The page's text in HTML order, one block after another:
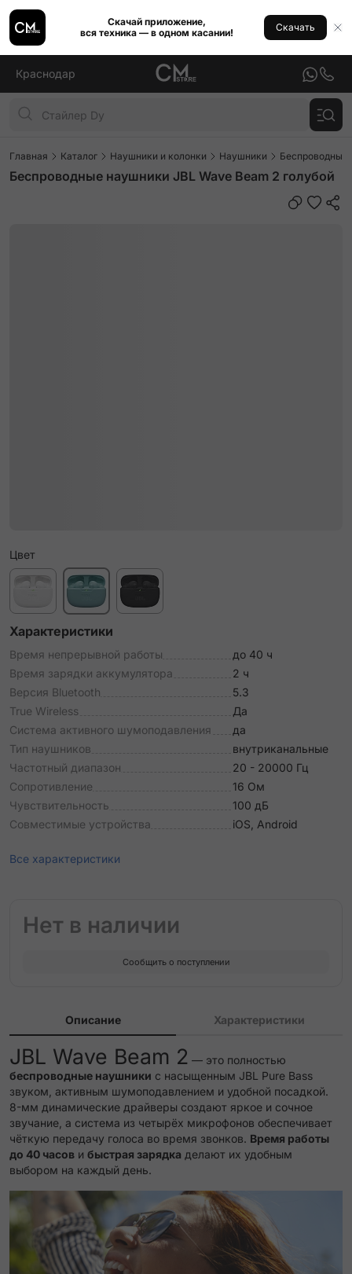
Скачай приложение,
вся техника — в одном касании!
Скачать
Краснодар
Главная Каталог Наушники и колонки Наушники Беспроводные
Беспроводные наушники JBL Wave Beam 2 голубой
Цвет
Характеристики
Время непрерывной работы
до 40 ч
Время зарядки аккумулятора
2 ч
Версия Bluetooth
5.3
True Wireless
Да
Система активного шумоподавления
да
Тип наушников
внутриканальные
Частотный диапазон
20 - 20000 Гц
Сопротивление
16 Ом
Чувствительность
100 дБ
Совместимые устройства
iOS, Android
Все характеристики
Нет в наличии
Сообщить о поступлении
Описание Характеристики
JBL Wave Beam 2 — это полностью
беспроводные наушники с насыщенным JBL Pure Bass
звуком, активным шумоподавлением и удобной посадкой.
8-мм динамические драйверы создают яркое и сочное
звучание, а система из четырёх микрофонов обеспечивает
чёткую передачу голоса во время звонков. Время работы
до 40 часов и быстрая зарядка делают их удобным
выбором на каждый день.